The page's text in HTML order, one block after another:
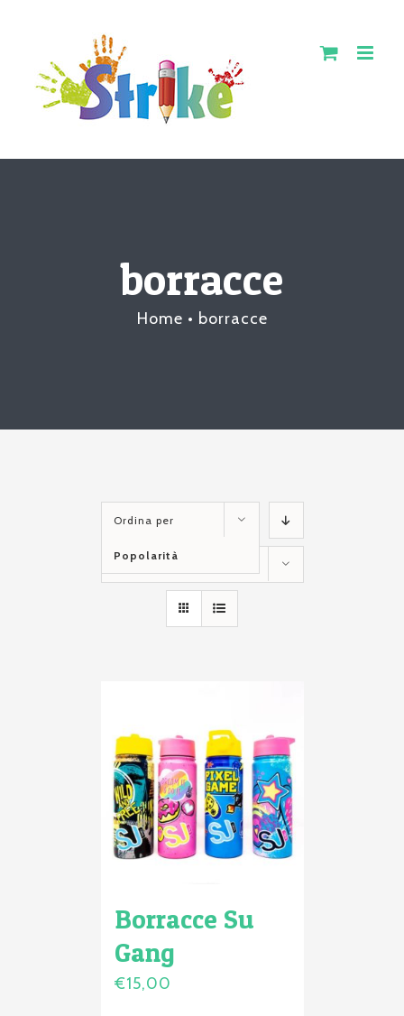
contenuto
borracce
Home • borracce
Ordina per
Popolarità
Mostra12 Prodotti
Borracce Su
Gang
€15,00